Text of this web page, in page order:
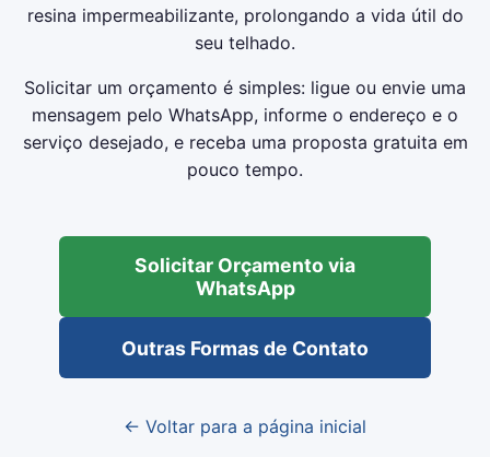
resina impermeabilizante, prolongando a vida útil do
seu telhado.
Solicitar um orçamento é simples: ligue ou envie uma
mensagem pelo WhatsApp, informe o endereço e o
serviço desejado, e receba uma proposta gratuita em
pouco tempo.
Solicitar Orçamento via
WhatsApp
Outras Formas de Contato
← Voltar para a página inicial